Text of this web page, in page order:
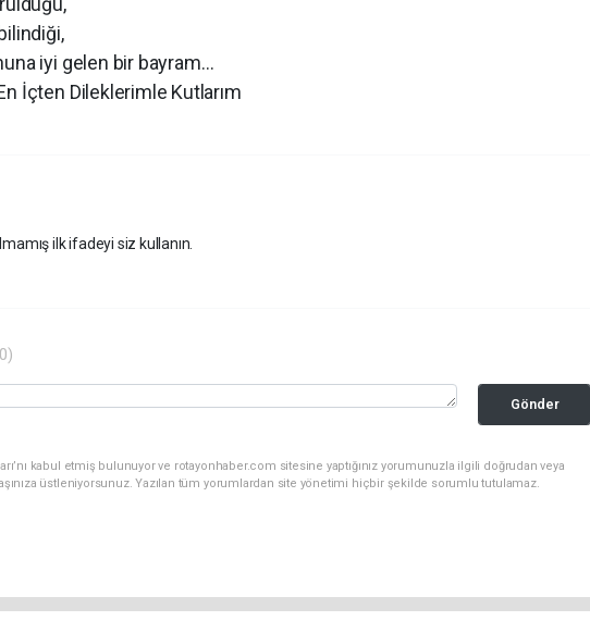
iyi gelen bir bayram…
İçten Dileklerimle Kutlarım
ilk ifadeyi siz kullanın.
Gönder
kabul etmiş bulunuyor ve rotayonhaber.com sitesine yaptığınız yorumunuzla ilgili doğrudan veya
üstleniyorsunuz. Yazılan tüm yorumlardan site yönetimi hiçbir şekilde sorumlu tutulamaz.